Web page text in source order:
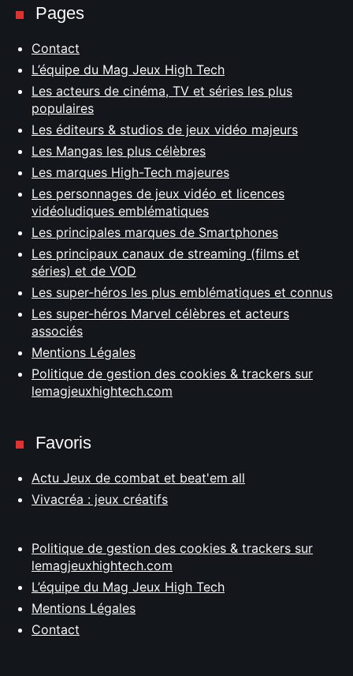
Pages
Contact
L’équipe du Mag Jeux High Tech
Les acteurs de cinéma, TV et séries les plus
populaires
Les éditeurs & studios de jeux vidéo majeurs
Les Mangas les plus célèbres
Les marques High-Tech majeures
Les personnages de jeux vidéo et licences
vidéoludiques emblématiques
Les principales marques de Smartphones
Les principaux canaux de streaming (films et
séries) et de VOD
Les super-héros les plus emblématiques et connus
Les super-héros Marvel célèbres et acteurs
associés
Mentions Légales
Politique de gestion des cookies & trackers sur
lemagjeuxhightech.com
Favoris
Actu Jeux de combat et beat'em all
Vivacréa : jeux créatifs
Politique de gestion des cookies & trackers sur
lemagjeuxhightech.com
L’équipe du Mag Jeux High Tech
Mentions Légales
Contact